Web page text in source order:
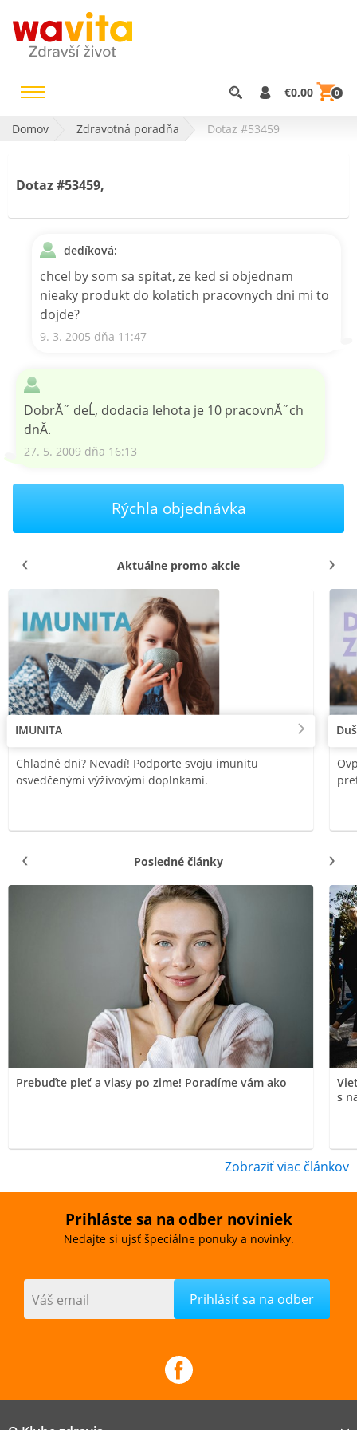
€0,00 0
Domov Zdravotná poradňa Dotaz #53459
Dotaz #53459,
dedíková:
chcel by som sa spitat, ze ked si objednam
nieaky produkt do kolatich pracovnych dni mi to
dojde?
9. 3. 2005 dňa 11:47
DobrĂ˝ deĹ, dodacia lehota je 10 pracovnĂ˝ch
dnĂ­.
27. 5. 2009 dňa 16:13
Rýchla objednávka
Aktuálne promo akcie
IMUNITA
Chladné dni? Nevadí! Podporte svoju imunitu
osvedčenými výživovými doplnkami.
Posledné články
Prebuďte pleť a vlasy po zime! Poradíme vám ako
s
Zobraziť viac článkov
Prihláste sa na odber noviniek
Nedajte si ujsť špeciálne ponuky a novinky.
Váš email